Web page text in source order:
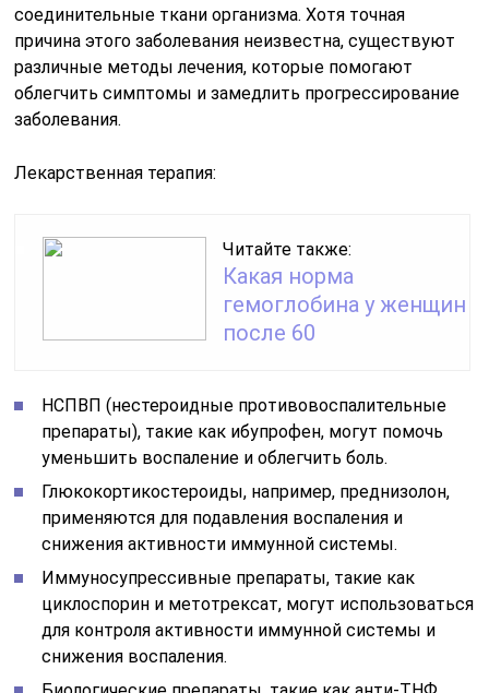
соединительные ткани организма. Хотя точная
причина этого заболевания неизвестна, существуют
различные методы лечения, которые помогают
облегчить симптомы и замедлить прогрессирование
заболевания.
Лекарственная терапия:
Читайте также:
Какая норма
гемоглобина у женщин
после 60
НСПВП (нестероидные противовоспалительные
препараты), такие как ибупрофен, могут помочь
уменьшить воспаление и облегчить боль.
Глюкокортикостероиды, например, преднизолон,
применяются для подавления воспаления и
снижения активности иммунной системы.
Иммуносупрессивные препараты, такие как
циклоспорин и метотрексат, могут использоваться
для контроля активности иммунной системы и
снижения воспаления.